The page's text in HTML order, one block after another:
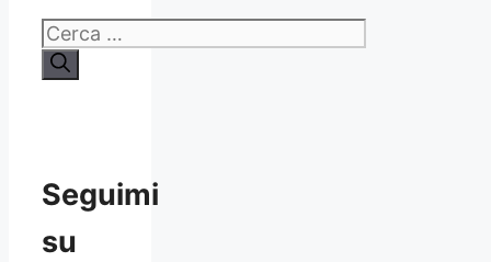
Ricerca
per:
Seguimi
su